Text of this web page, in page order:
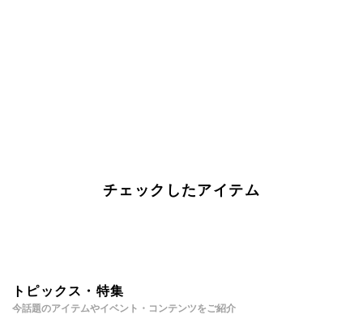
チェックしたアイテム
トピックス・特集
今話題のアイテムやイベント・コンテンツをご紹介